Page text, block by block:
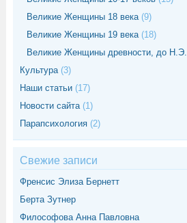
Великие Женщины 18 века(9)
Великие Женщины 19 века(18)
Великие Женщины древности, до Н.Э.
Культура(3)
Наши статьи (17)
Новости сайта(1)
Парапсихология (2)
Свежие записи
Френсис Элиза Бернетт
Берта Зутнер
Философова Анна Павловна